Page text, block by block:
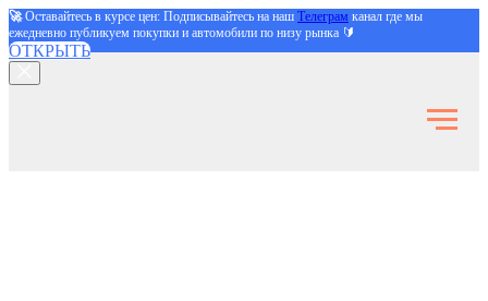
🚀Оставайтесь в курсе цен: Подписывайтесь на наш Телеграм канал где мы
ежедневно публикуем покупки и автомобили по низу рынка 🔰
ОТКРЫТЬ